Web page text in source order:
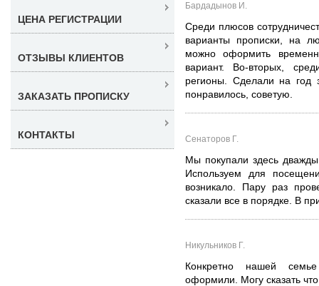
Бардадынов И.
Среди плюсов
варианты прописки, на
можно оформить
вариант. Во-вторых,
регионы. Сделали на год
понравилось, советую.
Сенаторов Г.
Мы покупали здесь
Используем для
возникало. Пару раз
сказали все в порядке. В
Никульников Г.
Конкретно нашей
оформили. Могу сказать
ЦЕНА РЕГИСТРАЦИИ
ОТЗЫВЫ КЛИЕНТОВ
ЗАКАЗАТЬ ПРОПИСКУ
КОНТАКТЫ